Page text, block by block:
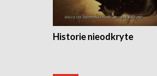
Historie nieodkryte